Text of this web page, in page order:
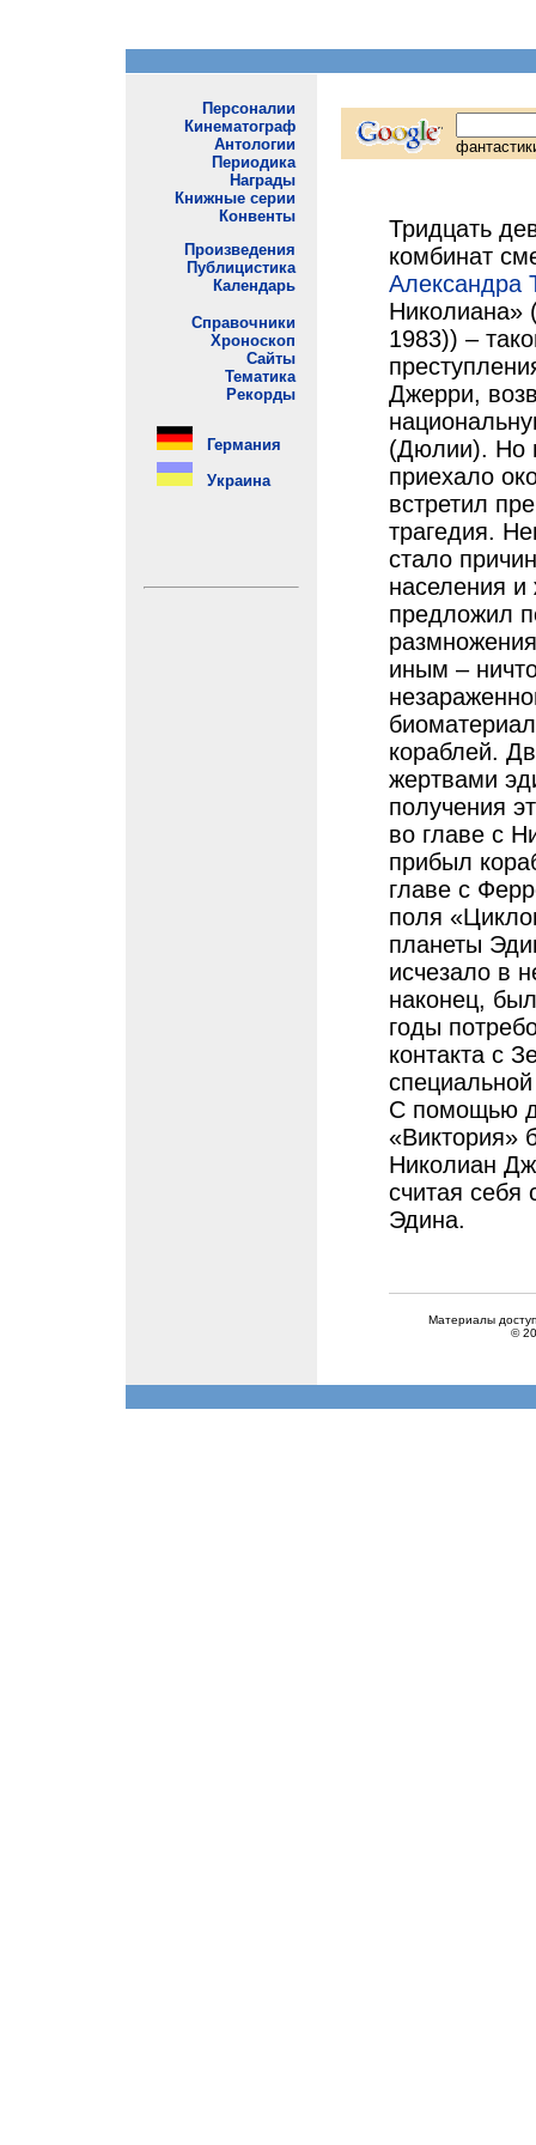
Тридцать
комбинат
Александра
Николиана»
1983)) –
Джерри,
(Дюлии). Но
приехало
встретил
трагедия.
стало
населения
предложил
иным –
кораблей.
жертвами
получения
во главе с
прибыл
главе с
поля
планеты
исчезало в
наконец,
годы
контакта с
С помощью
«Виктория»
Николиан
считая себя
Эдина.